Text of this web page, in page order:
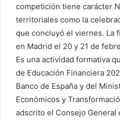
competición tiene carácter
territoriales como la
que concluyó el viernes. La
en Madrid el 20 y 21 de
Es una actividad formativa
de Educación Financiera
Banco de España y del
Económicos y
adscrito el Consejo General